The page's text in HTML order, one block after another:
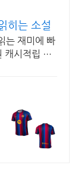
히는 소설
는 재미에 빠
캐시적립 혜